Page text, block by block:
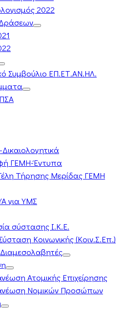
2022
Συμβούλιο ΕΠ.ΕΤ.ΑΝ.ΗΛ.
Δικαιολογητικά
ΓΕΜΗ-Έντυπα
Τήρησης Μερίδας ΓΕΜΗ
για ΥΜΣ
σύστασης Ι.Κ.Ε.
Κοινωνικής (Κοιν.Σ.Επ.)
Ατομικής Επιχείρησης
Νομικών Προσώπων